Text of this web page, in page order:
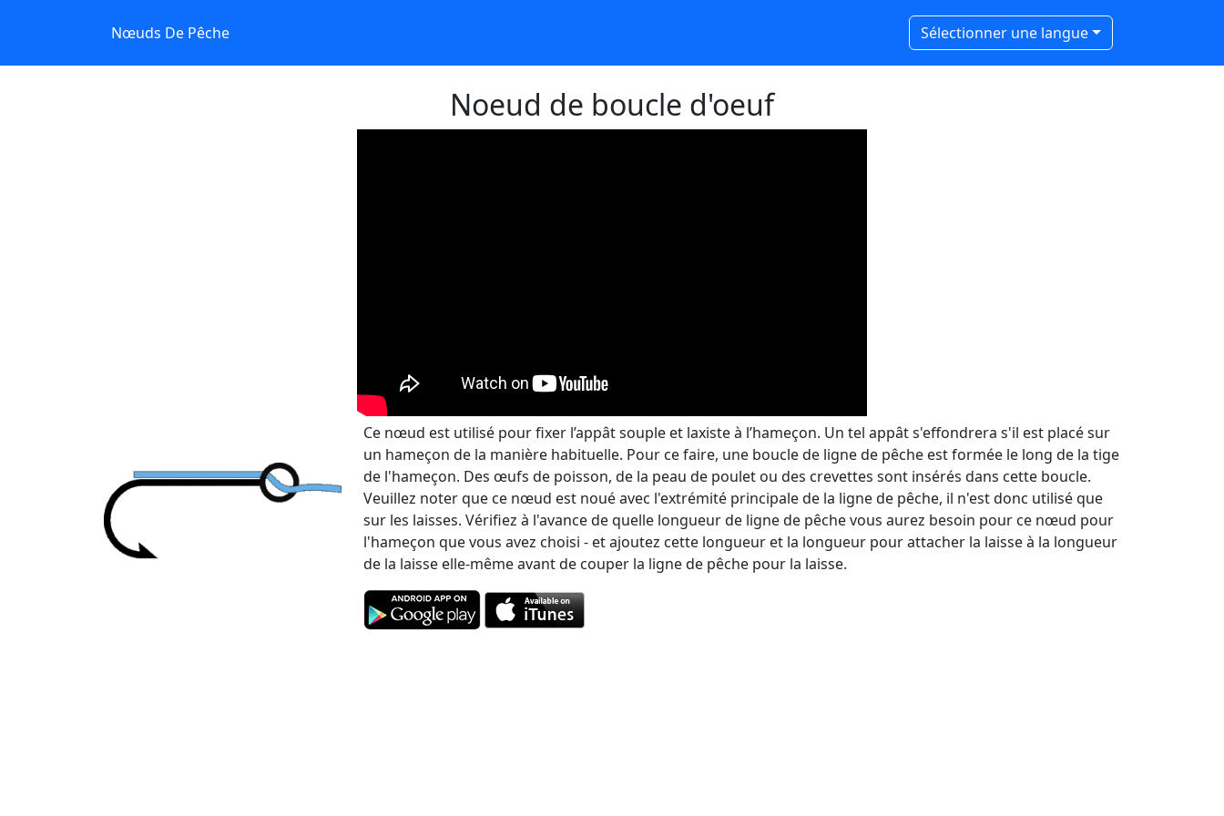
Nœuds De Pêche Sélectionner une langue
Noeud de boucle d'oeuf
Ce nœud est utilisé pour fixer l’appât souple et laxiste à l’hameçon. Un tel appât s'effondrera s'il est placé sur
un hameçon de la manière habituelle. Pour ce faire, une boucle de ligne de pêche est formée le long de la tige
de l'hameçon. Des œufs de poisson, de la peau de poulet ou des crevettes sont insérés dans cette boucle.
Veuillez noter que ce nœud est noué avec l'extrémité principale de la ligne de pêche, il n'est donc utilisé que
sur les laisses. Vérifiez à l'avance de quelle longueur de ligne de pêche vous aurez besoin pour ce nœud pour
l'hameçon que vous avez choisi - et ajoutez cette longueur et la longueur pour attacher la laisse à la longueur
de la laisse elle-même avant de couper la ligne de pêche pour la laisse.